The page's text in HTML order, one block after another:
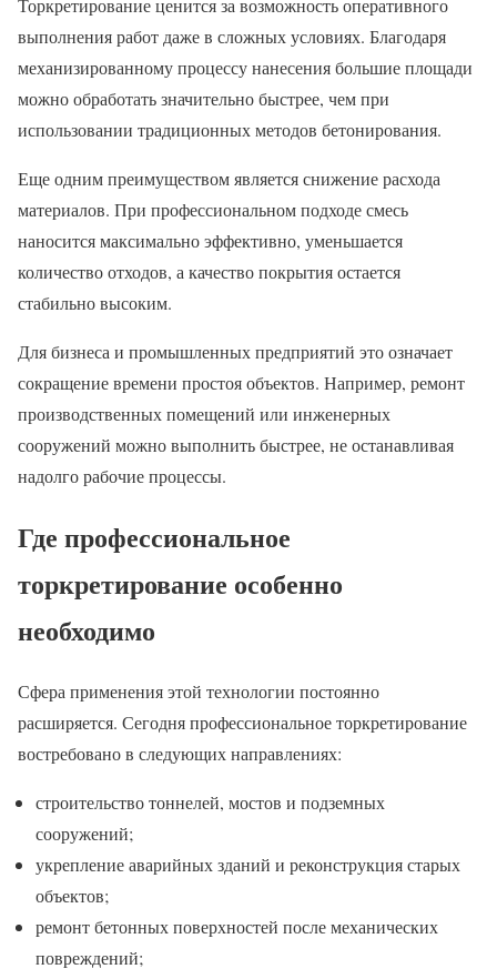
Торкретирование ценится за возможность оперативного
выполнения работ даже в сложных условиях. Благодаря
механизированному процессу нанесения большие площади
можно обработать значительно быстрее, чем при
использовании традиционных методов бетонирования.
Еще одним преимуществом является снижение расхода
материалов. При профессиональном подходе смесь
наносится максимально эффективно, уменьшается
количество отходов, а качество покрытия остается
стабильно высоким.
Для бизнеса и промышленных предприятий это означает
сокращение времени простоя объектов. Например, ремонт
производственных помещений или инженерных
сооружений можно выполнить быстрее, не останавливая
надолго рабочие процессы.
Где профессиональное
торкретирование особенно
необходимо
Сфера применения этой технологии постоянно
расширяется. Сегодня профессиональное торкретирование
востребовано в следующих направлениях:
строительство тоннелей, мостов и подземных
сооружений;
укрепление аварийных зданий и реконструкция старых
объектов;
ремонт бетонных поверхностей после механических
повреждений;